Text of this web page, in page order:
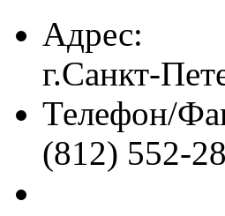
Адрес:
г.Санкт-
Телефон/
(812) 552-